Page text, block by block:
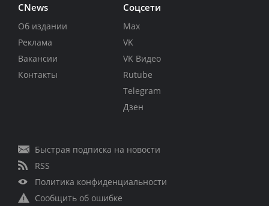
CNews
Об издании
Реклама
Вакансии
Контакты
Соцсети
Max
VK
VK Видео
Rutube
Telegram
Дзен
Быстрая подписка на новости
RSS
Политика конфиденциальности
Сообщить об ошибке